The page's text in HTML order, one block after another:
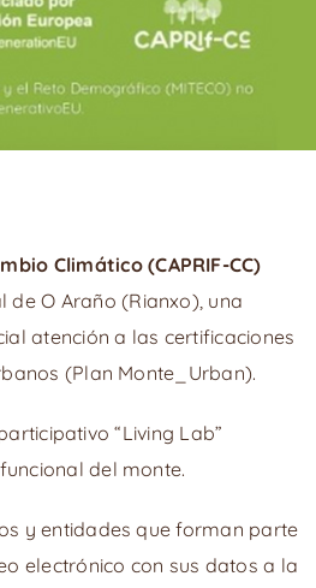
Climático (CAPRIF-CC)
de O Araño (Rianxo), una
atención a las certificaciones
(Plan Monte_Urban).
“Living Lab”
del monte.
y entidades que forman parte
electrónico con sus datos a la